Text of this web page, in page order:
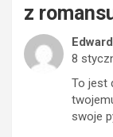
z
Edward
8
To jest
swoje